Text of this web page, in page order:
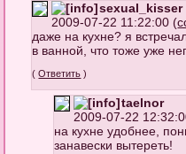
sexual_kisser
2009-07-22 11:22:00 (
даже на кухне? я
в ванной, что тоже уже
(Ответить )
taelnor
2009-07-22
на кухне удобнее,
занавески вытереть!